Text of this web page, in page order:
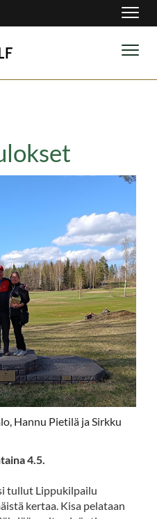
Hannu Pietilä ja Sirkku
4.5.
tullut Lippukilpailu
kertaa. Kisa pelataan